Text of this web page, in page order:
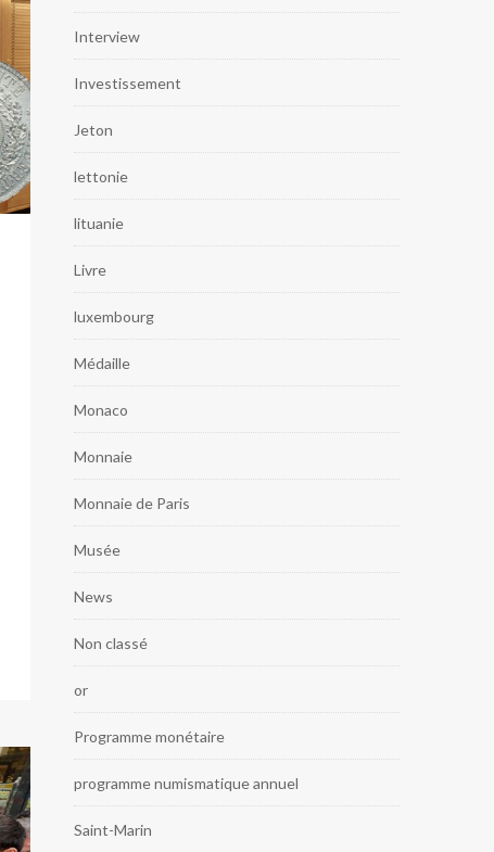
Interview
Investissement
Jeton
lettonie
lituanie
Livre
luxembourg
Médaille
Monaco
Monnaie
Monnaie de Paris
Musée
News
Non classé
or
Programme monétaire
programme numismatique annuel
Saint-Marin